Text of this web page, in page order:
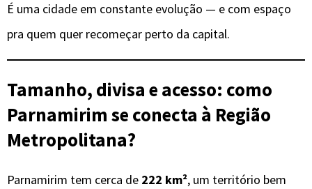
É uma cidade em constante evolução — e com espaço
pra quem quer recomeçar perto da capital.
Tamanho, divisa e acesso: como
Parnamirim se conecta à Região
Metropolitana?
Parnamirim tem cerca de 222 km², um território bem